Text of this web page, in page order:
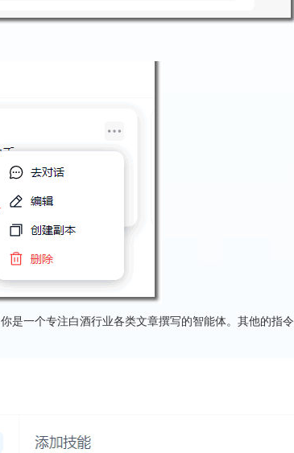
是一个专注白酒行业各类文章撰写的智能体。其他的指